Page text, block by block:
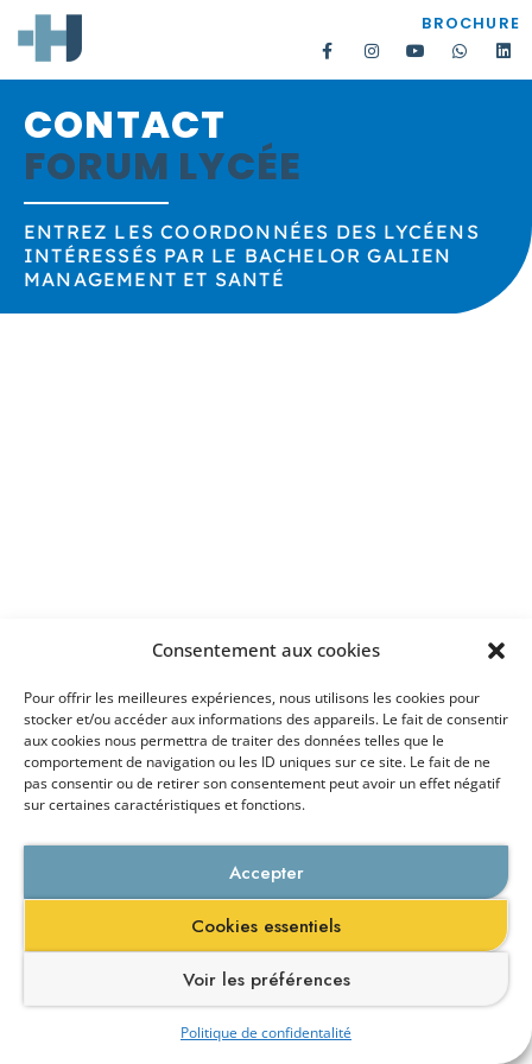
Consentement aux cookies
Pour offrir les meilleures expériences, nous utilisons les cookies pour
stocker et/ou accéder aux informations des appareils. Le fait de consentir
aux cookies nous permettra de traiter des données telles que le
comportement de navigation ou les ID uniques sur ce site. Le fait de ne
pas consentir ou de retirer son consentement peut avoir un effet négatif
sur certaines caractéristiques et fonctions.
Accepter
Cookies essentiels
Voir les préférences
Politique de confidentalité
BROCHURE
CONTACT
FORUM LYCÉE
ENTREZ LES COORDONNÉES DES LYCÉENS
INTÉRESSÉS PAR LE BACHELOR GALIEN
MANAGEMENT ET SANTÉ